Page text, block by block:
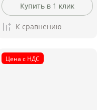
Купить в 1 клик
К сравнению
Цена с НДС